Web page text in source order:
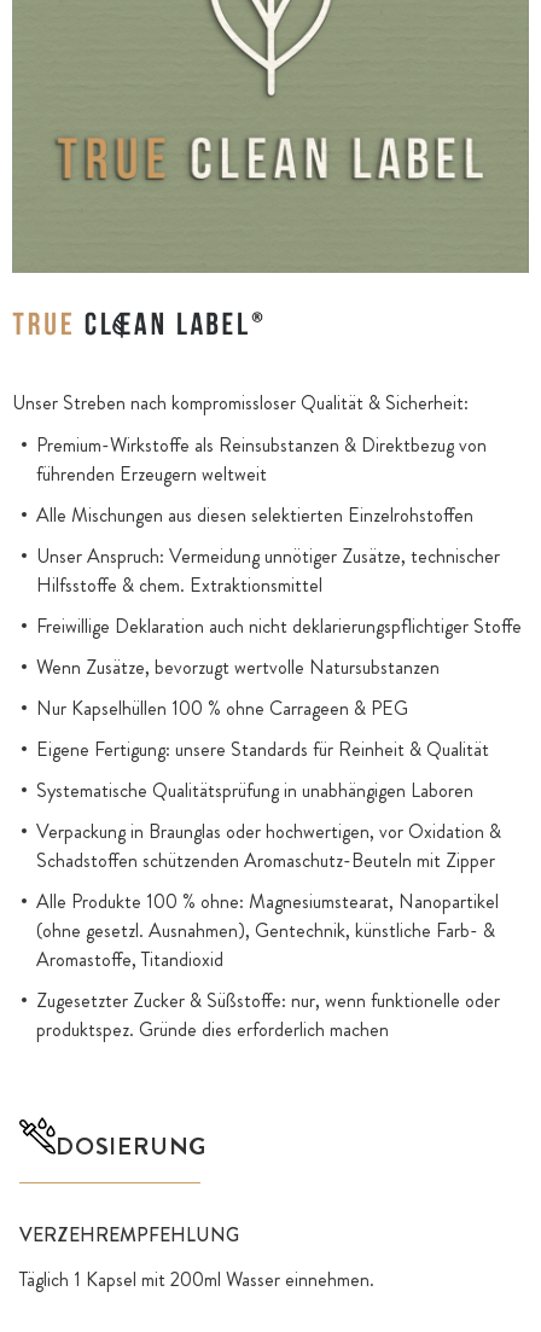
Unser Streben nach kompromissloser Qualität & Sicherheit:
Premium-Wirkstoffe als Reinsubstanzen & Direktbezug von
führenden Erzeugern weltweit
Alle Mischungen aus diesen selektierten Einzelrohstoffen
Unser Anspruch: Vermeidung unnötiger Zusätze, technischer
Hilfsstoffe & chem. Extraktionsmittel
Freiwillige Deklaration auch nicht deklarierungspflichtiger Stoffe
Wenn Zusätze, bevorzugt wertvolle Natursubstanzen
Nur Kapselhüllen 100 % ohne Carrageen & PEG
Eigene Fertigung: unsere Standards für Reinheit & Qualität
Systematische Qualitätsprüfung in unabhängigen Laboren
Verpackung in Braunglas oder hochwertigen, vor Oxidation &
Schadstoffen schützenden Aromaschutz-Beuteln mit Zipper
Alle Produkte 100 % ohne: Magnesiumstearat, Nanopartikel
(ohne gesetzl. Ausnahmen), Gentechnik, künstliche Farb- &
Aromastoffe, Titandioxid
Zugesetzter Zucker & Süßstoffe: nur, wenn funktionelle oder
produktspez. Gründe dies erforderlich machen
DOSIERUNG
VERZEHREMPFEHLUNG
Täglich 1 Kapsel mit 200ml Wasser einnehmen.